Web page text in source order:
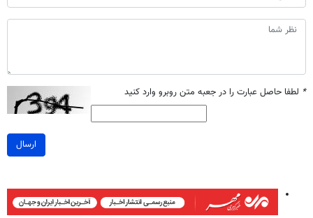
* لطفا حاصل عبارت را در جعبه متن روبرو وارد کنید
ارسال